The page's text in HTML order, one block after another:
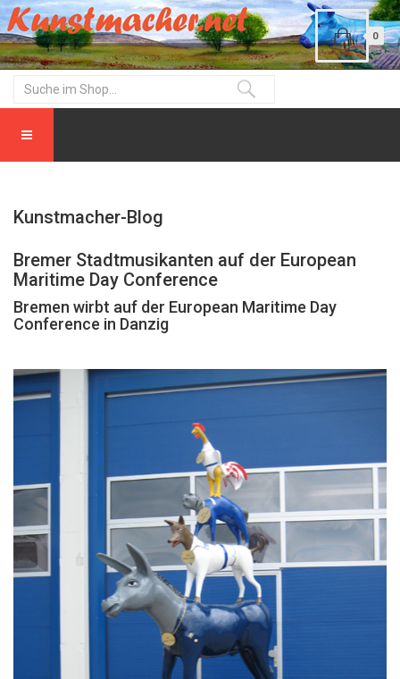
0
Kunstmacher-Blog
Bremer Stadtmusikanten auf der European
Maritime Day Conference
Bremen wirbt auf der European Maritime Day
Conference in Danzig